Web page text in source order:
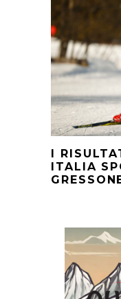
I
ITALIA